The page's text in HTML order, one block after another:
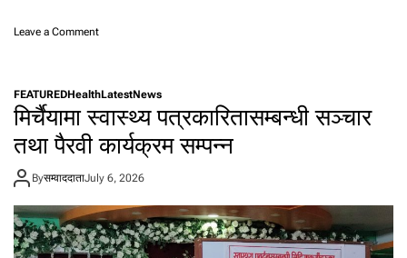
Leave a Commento
स
आ
ल
का
यु
वा
ने
ता
FEATUREDHealthLatestNews
मिर्चैयामा स्वास्थ्य पत्रकारितासम्बन्धी सञ्चार
तथा पैरवी कार्यक्रम सम्पन्न
Byसम्वाददाताJuly 6, 2026